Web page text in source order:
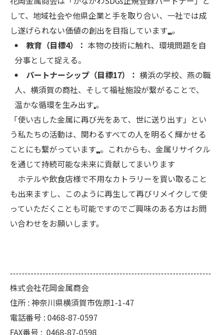
して、地域社会や他県企業と手を取り合い、一社では成
し遂げられない価値の創出を目指しています 。
教育（目標4）： 本物の技術に触れ、環境問題を自
分事として捉える。
パートナーシップ（目標17）： 横浜の学校、燕の職
人、横須賀の商社、そして福祉施設が繋がることで、
温かな循環を生み出す 。
「使い古した金属に再び光をあて、世に送り出す」とい
う私たちの活動は、関わるすべての人を明るく輝かせる
ことにも繋がっています 。これからも、金属リサイクル
を通じて持続可能な未来に貢献してまいります
ホテルや飲食店様で不用なカトラリーを買い取ること
も出来ますし、このように再生して再びリメイクして使
っていただくことも可能ですのでご興味のある方はお問
い合わせをお願いします。
--------------------------------------------------------------------
株式会社花岡金属商会
住所 : 神奈川県横須賀市佐原1-1-47
電話番号 : 0468-87-0597
FAX番号 : 0468-87-0598